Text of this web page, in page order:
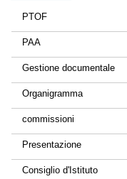
PTOF
PAA
Gestione documentale
Organigramma
commissioni
Presentazione
Consiglio d'Istituto